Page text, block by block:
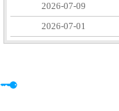
2026-07-09
2026-07-01